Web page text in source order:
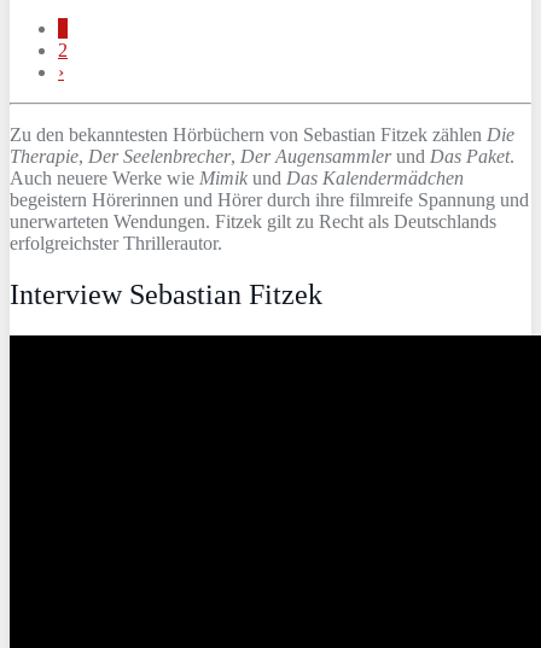
2
›
Zu den bekanntesten Hörbüchern von Sebastian Fitzek zählen Die
Therapie, Der Seelenbrecher, Der Augensammlerund Das Paket.
Auch neuere Werke wie Mimik und Das Kalendermädchen
begeistern Hörerinnen und Hörer durch ihre filmreife Spannung und
unerwarteten Wendungen. Fitzek gilt zu Recht als Deutschlands
erfolgreichster Thrillerautor.
Interview Sebastian Fitzek